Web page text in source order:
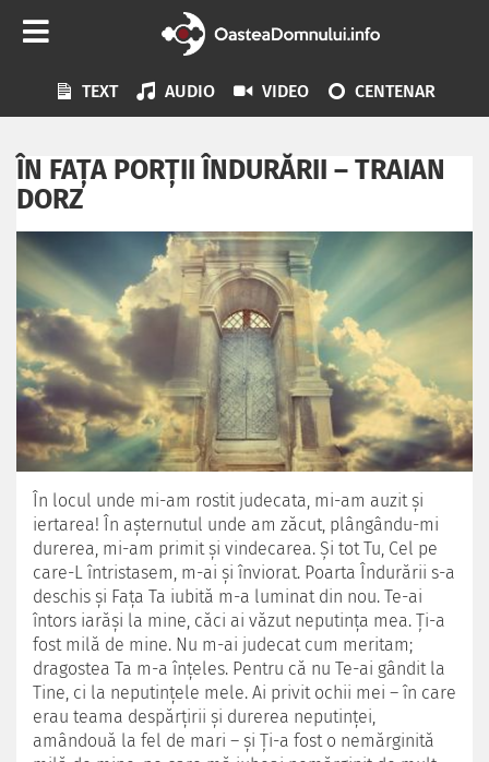
TEXT AUDIO VIDEO CENTENAR
ÎN FAȚA PORȚII ÎNDURĂRII – TRAIAN
DORZ
În locul unde mi-am rostit judecata, mi-am auzit şi
iertarea! În aşternutul unde am zăcut, plângându-mi
durerea, mi-am primit şi vindecarea. Şi tot Tu, Cel pe
care-L întristasem, m-ai şi înviorat. Poarta Îndurării s-a
deschis şi Faţa Ta iubită m-a luminat din nou. Te-ai
întors iarăşi la mine, căci ai văzut neputinţa mea. Ţi-a
fost milă de mine. Nu m-ai judecat cum meritam;
dragostea Ta m-a înţeles. Pentru că nu Te-ai gândit la
Tine, ci la neputinţele mele. Ai privit ochii mei – în care
erau teama despărţirii şi durerea neputinţei,
amândouă la fel de mari – şi Ţi-a fost o nemărginită